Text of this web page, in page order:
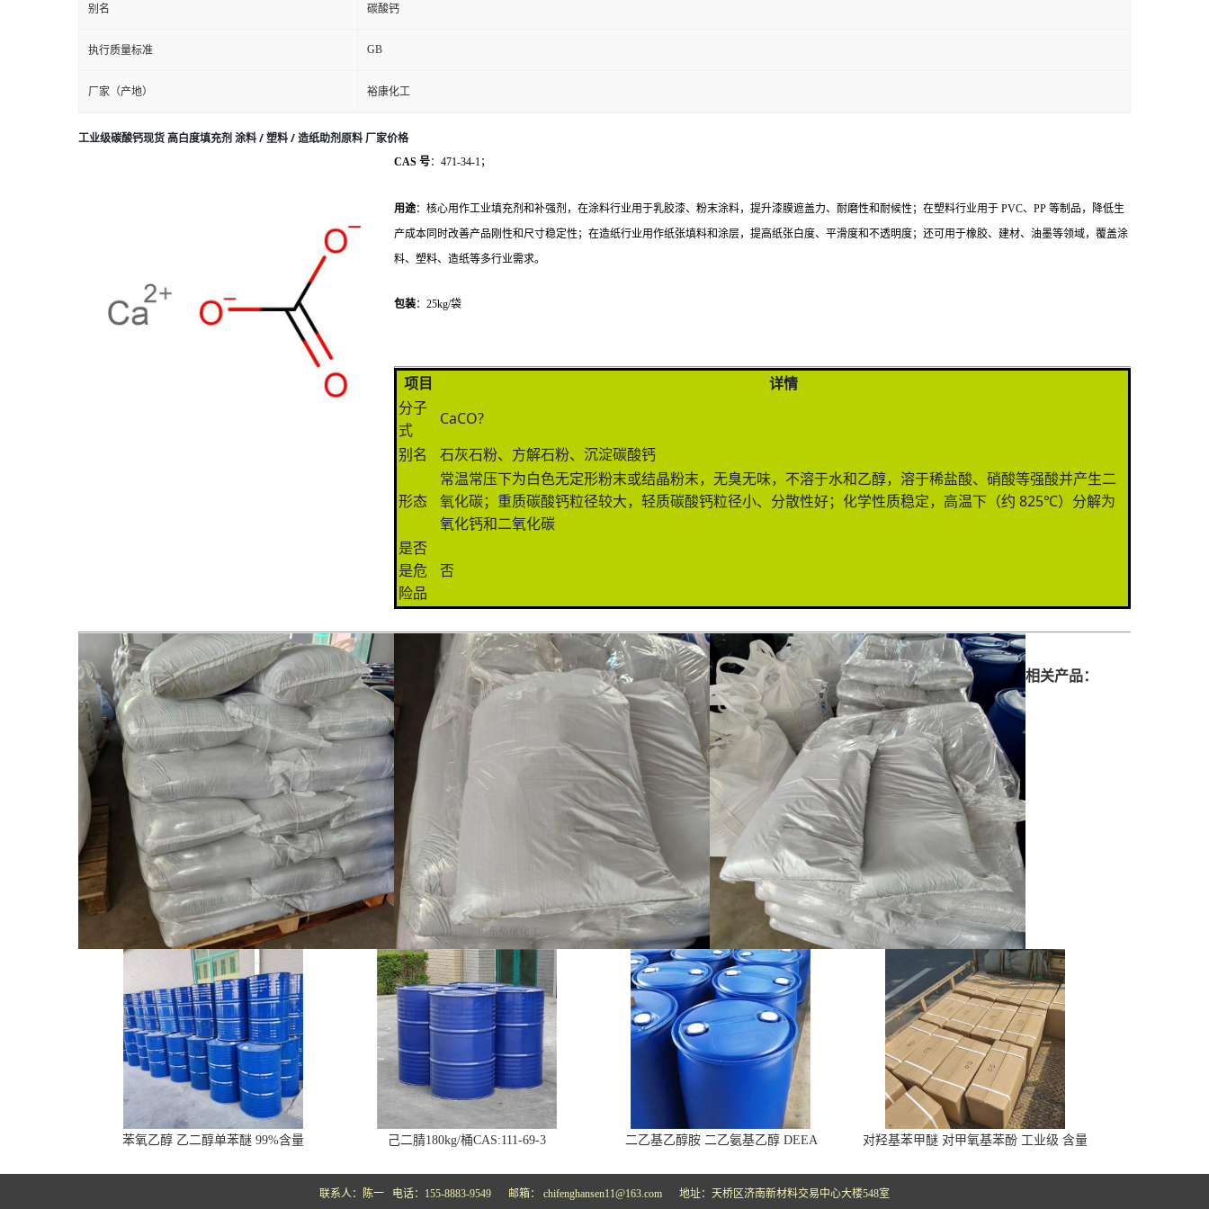
别名 碳酸钙
执行质量标准 GB
厂家（产地） 裕康化工
工业级碳酸钙现货 高白度填充剂 涂料 / 塑料 / 造纸助剂原料 厂家价格
CAS 号：471-34-1；
用途：核心用作工业填充剂和补强剂，在涂料行业用于乳胶漆、粉末涂料，提升漆膜遮盖力、耐磨性和耐候性；在塑料行业用于 PVC、PP 等制品，降低生
产成本同时改善产品刚性和尺寸稳定性；在造纸行业用作纸张填料和涂层，提高纸张白度、平滑度和不透明度；还可用于橡胶、建材、油墨等领域，覆盖涂
料、塑料、造纸等多行业需求。
包装：25kg/袋
项目 详情
分子
式
CaCO?
别名
石灰石粉、方解石粉、沉淀碳酸钙
形态
常温常压下为白色无定形粉末或结晶粉末，无臭无味，不溶于水和乙醇，溶于稀盐酸、硝酸等强酸并产生二
氧化碳；重质碳酸钙粒径较大，轻质碳酸钙粒径小、分散性好；化学性质稳定，高温下（约 825℃）分解为
氧化钙和二氧化碳
是否
是危
险品
否
相关产品：
苯氧乙醇 乙二醇单苯醚 99%含量 己二腈180kg/桶CAS:111-69-3 二乙基乙醇胺 二乙氨基乙醇 DEEA
对羟基苯甲醚 对甲氧基苯酚 工业级 含量
联系人：陈一 电话：155-8883-9549 邮箱： chifenghansen11@163.com 地址：天桥区济南新材料交易中心大楼548室